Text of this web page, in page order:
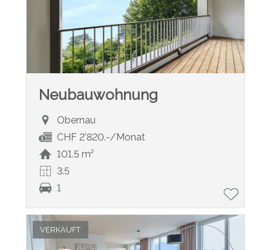
Neubauwohnung
Obernau
CHF 2'820.-/Monat
101.5 m²
3.5
1
VERKAUFT